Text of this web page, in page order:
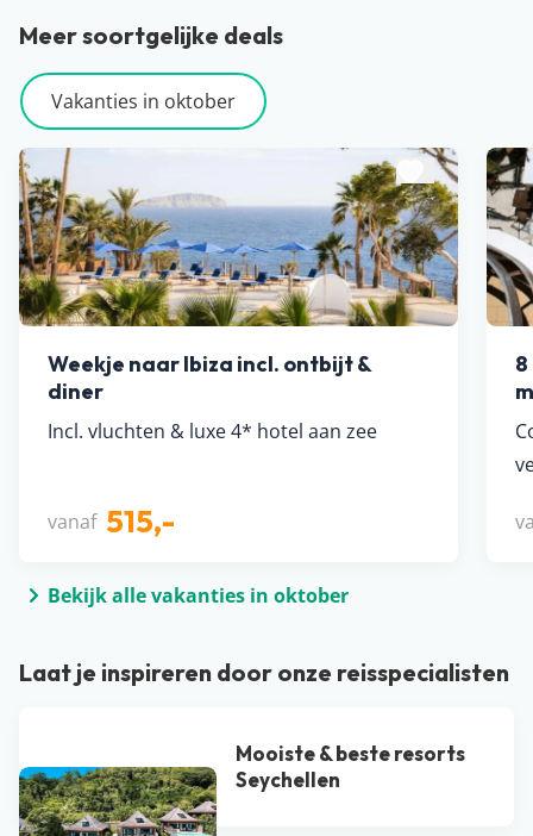
Meer soortgelijke deals
Vakanties in oktober
Weekje naar Ibiza incl. ontbijt &
diner
Incl. vluchten & luxe 4* hotel aan zee
vanaf 515,-
Bekijk alle vakanties in oktober
Laat je inspireren door onze reisspecialisten
Mooiste & beste resorts
Seychellen